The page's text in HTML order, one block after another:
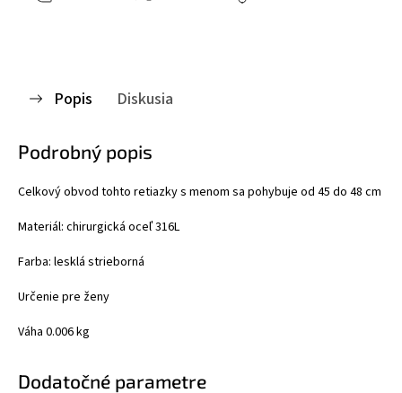
Popis Diskusia
Podrobný popis
Celkový obvod tohto retiazky s menom sa pohybuje od 45 do 48 cm
Materiál: chirurgická oceľ 316L
Farba: lesklá strieborná
Určenie pre ženy
Váha 0.006 kg
Dodatočné parametre